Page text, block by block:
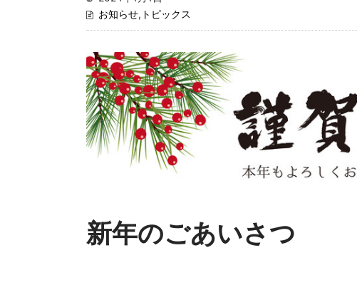
お知らせ, トピックス
新年のごあいさつ